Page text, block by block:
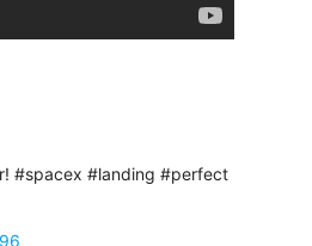
#spacex #landing #perfect